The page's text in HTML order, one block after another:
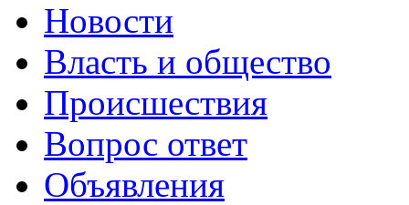
Новости
Власть и общество
Происшествия
Вопрос ответ
Объявления